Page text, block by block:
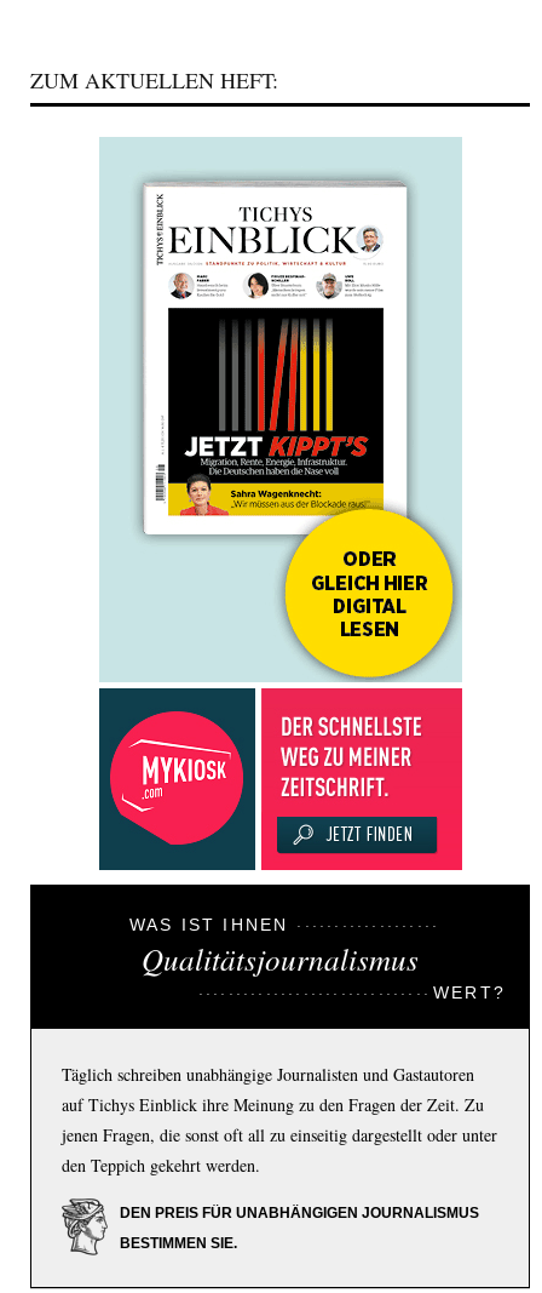
ZUM AKTUELLEN HEFT:
WAS IST IHNEN
Qualitätsjournalismus
WERT?
Täglich schreiben unabhängige Journalisten und Gastautoren
auf Tichys Einblick ihre Meinung zu den Fragen der Zeit. Zu
jenen Fragen, die sonst oft all zu einseitig dargestellt oder unter
den Teppich gekehrt werden.
DEN PREIS FÜR UNABHÄNGIGEN JOURNALISMUS
BESTIMMEN SIE.